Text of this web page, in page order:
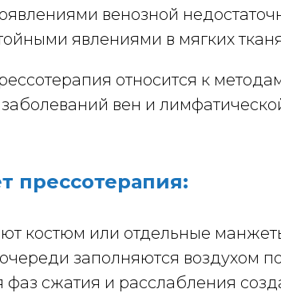
венозной
явлениями в мягких
относится к
вен и
прессотерапия:
костюм или отдельные
заполняются воздухом
фаз сжатия и расслабления